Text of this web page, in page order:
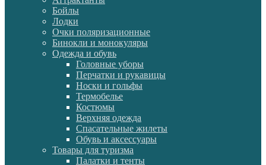
Бойлы
Лодки
Очки поляризационные
Бинокли и монокуляры
Одежда и обувь
Головные уборы
Перчатки и рукавицы
Носки и гольфы
Термобелье
Костюмы
Верхняя одежда
Спасательные жилеты
Обувь и аксессуары
Товары для туризма
Палатки и тенты